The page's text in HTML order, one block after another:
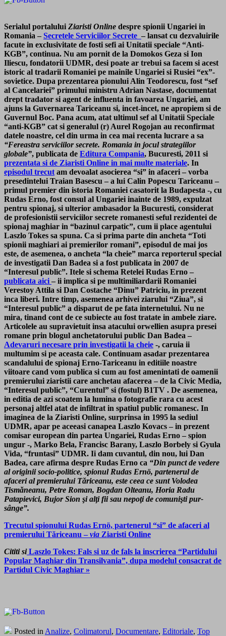
Serialul portalului Ziaristi Online despre spionii Ungariei in
Romania – Secretele Serviciilor Secrete – lansat cu dezvaluirile
facute in exclusivitate de fosti sefi ai Unitatii speciale “Anti-
KGB”, continua. Nu am pornit de la Domokos Geza si Ion
Iliescu, fondatorii UDMR, desi poate ar trebui sa facem si acest
istoric al tradarii Romaniei pe mainile Ungariei si Rusiei “ex”-
sovietice. Dupa prezentarea pionului Alin Teodorescu, fost “sef
al Cancelariei” primului ministru Adrian Nastase, documentat
drept tradator si agent de influenta in favoarea Ungariei, am
ajuns la Guvernarea Tariceanu si, incet-incet, ne apropiem si de
Guvernul Boc. Pana acum, atat ultimul sef al Unitatii Speciale
“anti-KGB” cat si generalul (r) Aurel Rogojan au reconfirmat
datele noastre, cel din urma in cea mai recenta lucrare a sa
“Fereastra serviciilor secrete. Romania in jocul strategiilor
globale”, publicata de Editura Compania, Bucuresti, 2011 si
prezentata si de Ziaristi Online in mai multe materiale. In
episodul trecut am devoalat asocierea “si” in afaceri – vorba
presedintelui Traian Basescu – a lui Calin Popescu Tariceanu –
primul premier din istoria Romaniei casatorit la Budapesta -, cu
Rudas Erno, fost consul al Ungariei inainte de 1989, expulzat
pentru spionaj, si ulterior ambasador la Bucuresti, considerat
de profesionistii serviciilor secrete romanesti seful rezidentei de
spionaj maghiar in “bazinul carpatic”, cum ii place agentului
Laszlo Tokes sa spuna. Ca si prima parte din ancheta “Toti
spionii maghiari ai premierilor romani”, episodul de mai jos
este, de asemenea, o ancheta “la cheie” marca reporterul special
de investigatii Dan Badea si a fost publicata in 2007 de
“Interesul public”. Itele si schema Retelei Rudas Erno –
publicata aici – ii implica si pe multimiliardarii Romaniei
Verestoy Attila si Dan Costache “Dinu” Patriciu, in prezent
inca liberi. Intre timp, asemenea arhivei ziarului “Ziua”, si
“Interesul public” a disparut de pe fata internetului. Nu ne
mira, tinand cont de ce subiecte au fost tratate in ambele ziare.
Articolele au supravietuit insa atacului orwellien asupra presei
romane prin blogul anchetatorului public Dan Badea –
Adevaruri necesare prin investigatii la cheie -, caruia ii
multumim si pe aceasta cale. Continuam asadar prezentarea
scandalului de spionaj Erno-Tariceanu in editiile noastre
viitoare cand vom publica si cum au fost amenintati de oamenii
premierului ziaristii care anchetau afacerea – de la Civic Media,
“Interesul public”, “Curentul” si (fostul) B1TV . De asemenea,
in editia de azi scoatem la lumina o fotografie rara cu acest
personaj altfel atat de infiltrat in spatiul public romanesc. In
imaginea de la Ziaristi Online, surprinsa in 1995 la sediul
UDMR, apar pe aceeasi canapea Laszlo Kovacs – in prezent
comisar european din partea Ungariei, Rudas Erno – spion
ungur -, Marko Bela, Francisc Barany, Laszlo Borbely si Gyula
Vida, “fruntasi” UDMR. Ii dam cuvantul, din nou, lui Dan
Badea, care afirma despre Rudas Erno ca “Din punct de vedere
al originii socio-politice, spionul Rudas Ernö, partenerul de
afaceri al premierului Tăriceanu, este ceea ce sunt Volodea
Tismăneanu, Petre Roman, Bogdan Olteanu, Horia Radu
Patapievici, Bujor Sion şi alţi fii sau nepoţi de comunişti pur-
sânge”.
Trecutul spionului Rudas Ernö, partenerul “si” de afaceri al
premierului Tăriceanu – via Ziaristi Online
Cititi siLaszlo Tokes: Fals si uz de fals la inscrierea “Partidului
Popular Maghiar din Transilvania”, dupa modelul consacrat de
Partidul Civic Maghiar »
Posted in Analize, Colimatorul, Documentare, Editoriale, Top